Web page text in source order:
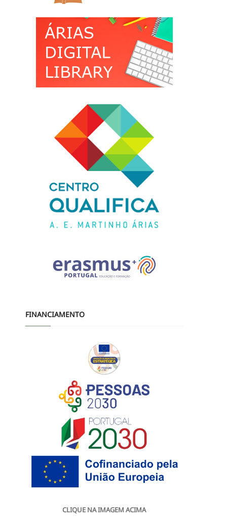
FINANCIAMENTO
CLIQUE NA IMAGEM ACIMA